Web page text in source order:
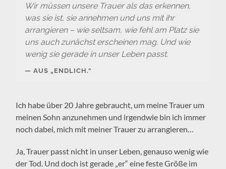
Wir müssen unsere Trauer als das erkennen,
was sie ist, sie annehmen und uns mit ihr
arrangieren – wie seltsam, wie fehl am Platz sie
uns auch zunächst erscheinen mag. Und wie
wenig sie gerade in unser Leben passt.
AUS „ENDLICH.“
Ich habe über 20 Jahre gebraucht, um meine Trauer um
meinen Sohn anzunehmen und irgendwie bin ich immer
noch dabei, mich mit meiner Trauer zu arrangieren…
Ja, Trauer passt nicht in unser Leben, genauso wenig wie
der Tod. Und doch ist gerade „er“ eine feste Größe im